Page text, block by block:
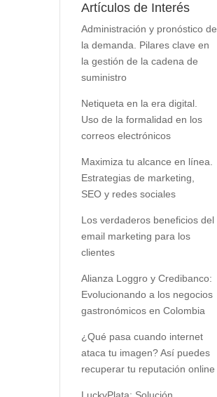
Artículos de Interés
Administración y pronóstico de
la demanda. Pilares clave en
la gestión de la cadena de
suministro
Netiqueta en la era digital.
Uso de la formalidad en los
correos electrónicos
Maximiza tu alcance en línea.
Estrategias de marketing,
SEO y redes sociales
Los verdaderos beneficios del
email marketing para los
clientes
Alianza Loggro y Credibanco:
Evolucionando a los negocios
gastronómicos en Colombia
¿Qué pasa cuando internet
ataca tu imagen? Así puedes
recuperar tu reputación online